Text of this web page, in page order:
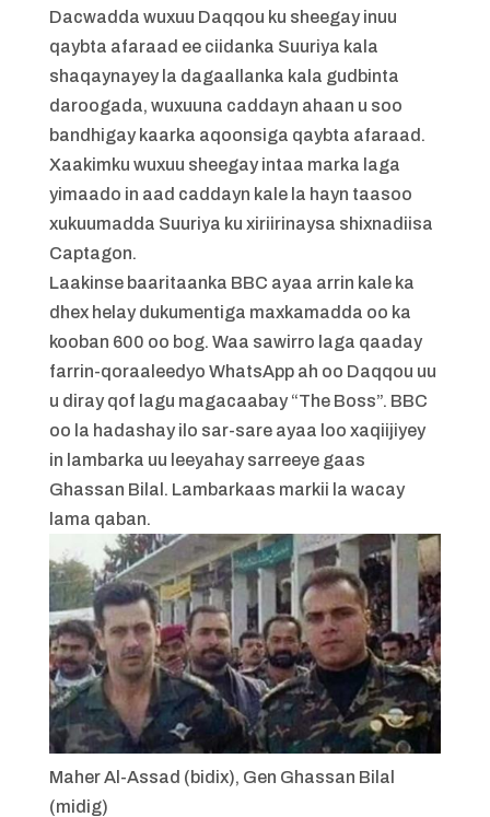
Dacwadda wuxuu Daqqou ku sheegay inuu
qaybta afaraad ee ciidanka Suuriya kala
shaqaynayey la dagaallanka kala gudbinta
daroogada, wuxuuna caddayn ahaan u soo
bandhigay kaarka aqoonsiga qaybta afaraad.
Xaakimku wuxuu sheegay intaa marka laga
yimaado in aad caddayn kale la hayn taasoo
xukuumadda Suuriya ku xiriirinaysa shixnadiisa
Captagon.
Laakinse baaritaanka BBC ayaa arrin kale ka
dhex helay dukumentiga maxkamadda oo ka
kooban 600 oo bog. Waa sawirro laga qaaday
farrin-qoraaleedyo WhatsApp ah oo Daqqou uu
u diray qof lagu magacaabay “The Boss”. BBC
oo la hadashay ilo sar-sare ayaa loo xaqiijiyey
in lambarka uu leeyahay sarreeye gaas
Ghassan Bilal. Lambarkaas markii la wacay
lama qaban.
Maher Al-Assad (bidix), Gen Ghassan Bilal
(midig)